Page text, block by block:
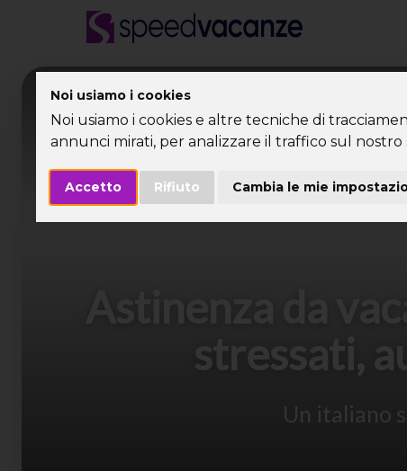
Noi usiamo i cookies
Noi usiamo i cookies e altre tecniche di
annunci mirati, per analizzare il traffico sul
Accetto Rifiuto Cambia le mie
stressati,
Un italiano